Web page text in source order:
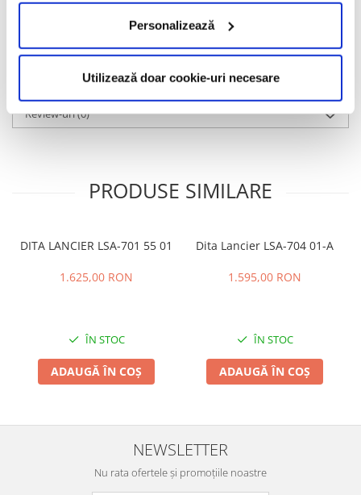
Personalizează
Utilizează doar cookie-uri necesare
Informatii conformitate produs
Caracteristici
Review-uri(0)
PRODUSE SIMILARE
DITA LANCIER LSA-701 55 01
1.625,00 RON
ÎN STOC
ADAUGĂ ÎN COȘ
Dita Lancier LSA-704 01-A
1.595,00 RON
ÎN STOC
ADAUGĂ ÎN COȘ
NEWSLETTER
Nu rata ofertele și promoțiile noastre